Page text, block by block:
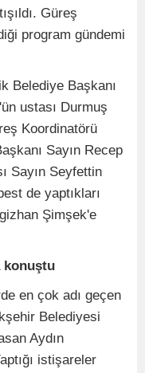
Güreş
program gündemi
Belediye Başkanı
ustası Durmuş
Koordinatörü
Sayın Recep
Sayın Seyfettin
de yaptıkları
Şimşek'e
konuştu
en çok adı geçen
Belediyesi
Aydın
istişareler